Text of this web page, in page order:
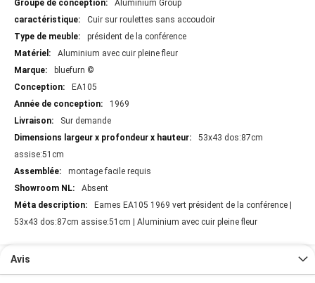
Aluminium Group
Cuir sur roulettes sans accoudoir
président de la conférence
Aluminium avec cuir pleine fleur
bluefurn ©
EA105
1969
Sur demande
53x43 dos:87cm
assise:51cm
montage facile requis
Absent
Eames EA105 1969 vert président de la conférence |
53x43 dos:87cm assise:51cm | Aluminium avec cuir pleine fleur
Avis